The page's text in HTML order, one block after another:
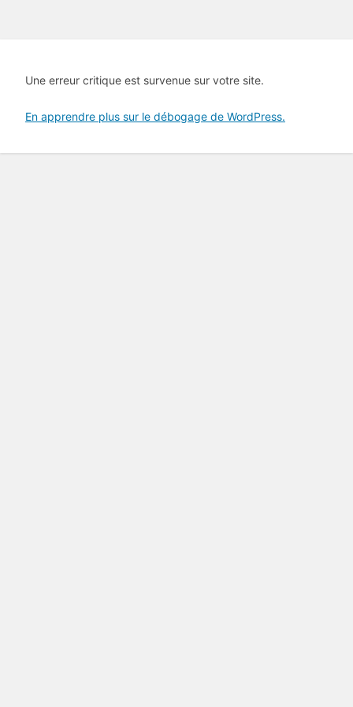
Une erreur critique est survenue sur votre site.
En apprendre plus sur le débogage de WordPress.